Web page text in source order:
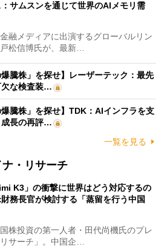
サムスンを通じて世界のAIメモリ需
融メディアに出演するグローバルリン
松信博氏が、最新…
爆騰株」を探せ】レーザーテック：最先
欠な検査装…
爆騰株」を探せ】TDK：AIインフラを支
長の再評…
一覧を見る
・リサーチ
K3」の衝撃に世界はどう対応するの
務長官が検討する「蒸留を行う中国
株投資の第一人者・田代尚機氏のプレ
サーチ」。中国企…